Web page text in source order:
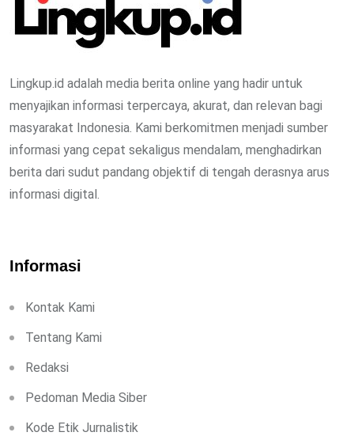
Lingkup.id adalah media berita online yang hadir untuk
menyajikan informasi terpercaya, akurat, dan relevan bagi
masyarakat Indonesia. Kami berkomitmen menjadi sumber
informasi yang cepat sekaligus mendalam, menghadirkan
berita dari sudut pandang objektif di tengah derasnya arus
informasi digital.
Informasi
Kontak Kami
Tentang Kami
Redaksi
Pedoman Media Siber
Kode Etik Jurnalistik